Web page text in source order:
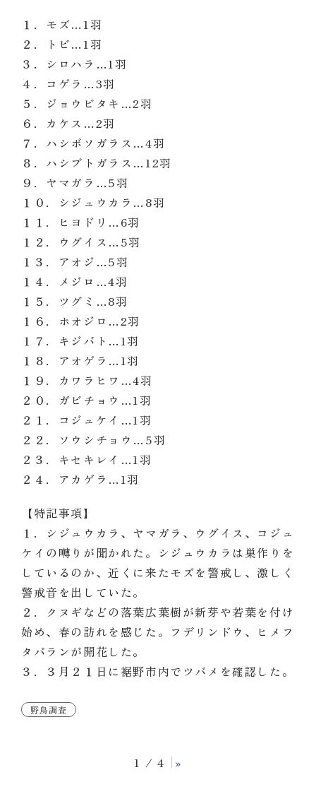
１．モズ…1羽
２．トビ…1羽
３．シロハラ…1羽
４．コゲラ…3羽
５．ジョウビタキ…2羽
６．カケス…2羽
７．ハシボソガラス…4羽
８．ハシブトガラス…12羽
９．ヤマガラ…5羽
１０．シジュウカラ…8羽
１１．ヒヨドリ…6羽
１２．ウグイス…5羽
１３．アオジ…5羽
１４．メジロ…4羽
１５．ツグミ…8羽
１６．ホオジロ…2羽
１７．キジバト…1羽
１８．アオゲラ…1羽
１９．カワラヒワ…4羽
２０．ガビチョウ…1羽
２１．コジュケイ…1羽
２２．ソウシチョウ…5羽
２３．キセキレイ…1羽
２４．アカゲラ…1羽
【特記事項】
１．シジュウカラ、ヤマガラ、ウグイス、コジュ
ケイの囀りが聞かれた。シジュウカラは巣作りを
しているのか、近くに来たモズを警戒し、激しく
警戒音を出していた。
２．クヌギなどの落葉広葉樹が新芽や若葉を付け
始め、春の訪れを感じた。フデリンドウ、ヒメフ
タバランが開花した。
３．３月２１日に裾野市内でツバメを確認した。
野鳥調査
1 / 4 »